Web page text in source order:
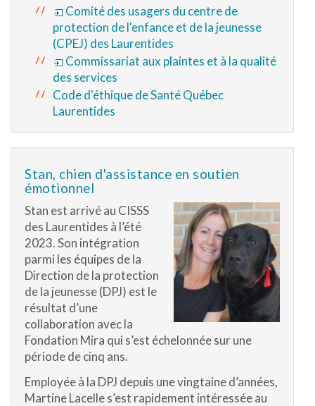
Comité des usagers du centre de
protection de l'enfance et de la jeunesse
(CPEJ) des Laurentides
Commissariat aux plaintes et à la qualité
des services
Code d'éthique de Santé Québec
Laurentides
Stan, chien d'assistance en soutien
émotionnel
Stan est arrivé au CISSS
des Laurentides à l’été
2023. Son intégration
parmi les équipes de la
Direction de la protection
de la jeunesse (DPJ) est le
résultat d’une
collaboration avec la
Fondation Mira qui s’est échelonnée sur une
période de cinq ans.
Employée à la DPJ depuis une vingtaine d’années,
Martine Lacelle s’est rapidement intéressée au